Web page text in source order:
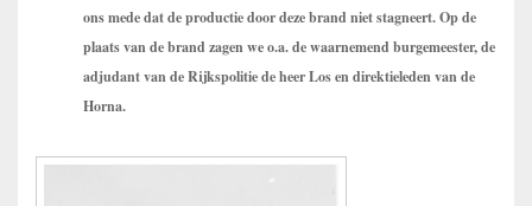
ons mede dat de productie door deze brand niet stagneert. Op de
plaats van de brand zagen we o.a. de waarnemend burgemeester, de
adjudant van de Rijkspolitie de heer Los en direktieleden van de
Horna.